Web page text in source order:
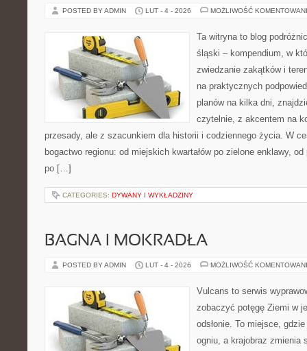
POSTED BY ADMIN LUT - 4 - 2026 MOŻLIWOŚĆ
Ta witryna to blog
śląski – kompendium, w
zwiedzanie zakątków i
na praktycznych
planów na kilka dni,
czytelnie, z akcentem na
przesady, ale z szacunkiem dla historii i codziennego życia. W
bogactwo regionu: od miejskich kwartałów po zielone enklawy,
po […]
CATEGORIES: DYWANY I WYKŁADZINY
BAGNA I MOKRADŁA
POSTED BY ADMIN LUT - 4 - 2026 MOŻLIWOŚĆ
Vulcans to serwis
zobaczyć potęgę Ziemi w
odsłonie. To miejsce,
ogniu, a krajobraz zmienia